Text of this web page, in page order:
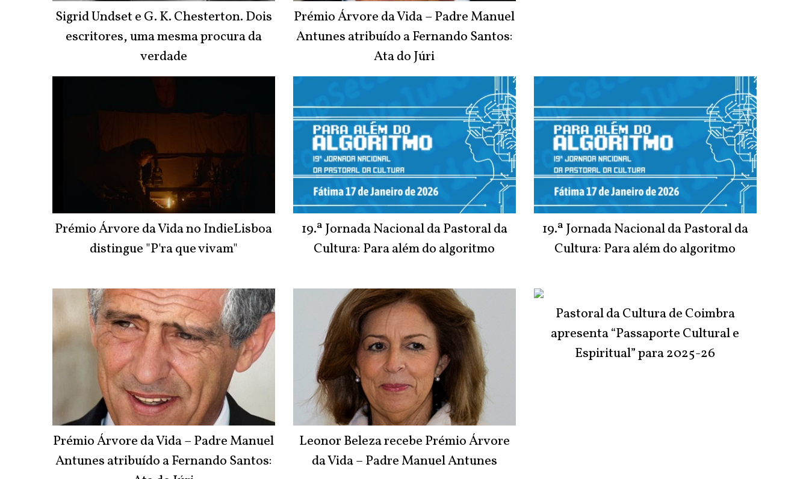
Sigrid Undset e G. K. Chesterton. Dois
escritores, uma mesma procura da
verdade
Prémio Árvore da Vida no IndieLisboa
distingue "P'ra que vivam"
Prémio Árvore da Vida – Padre Manuel
Antunes atribuído a Fernando Santos:
Prémio Árvore da Vida – Padre Manuel
Antunes atribuído a Fernando Santos:
Ata do Júri
19.ª Jornada Nacional da Pastoral da
Cultura: Para além do algoritmo
Leonor Beleza recebe Prémio Árvore
da Vida – Padre Manuel Antunes
19.ª Jornada Nacional da Pastoral da
Cultura: Para além do algoritmo
Pastoral da Cultura de Coimbra
apresenta “Passaporte Cultural e
Espiritual” para 2025-26